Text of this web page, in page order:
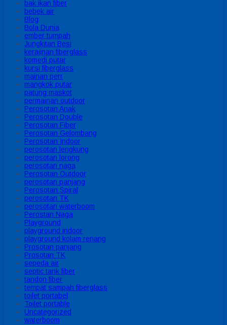
bak ikan fiber
bebek air
Blog
Bola Dunia
ember tumpah
Jungkitan Besi
kerajinan fiberglass
komedi putar
kursi fiberglass
mainan perr
mangkok putar
patung maskot
permainan outdoor
Perosotan Anak
Perosotan Double
Perosotan Fiber
Perosotan Gelombang
Perosotan Indoor
perosotan lengkung
perosotan lorong
perosotan naga
Perosotan Outdoor
perosotan panjang
Perosotan Spiral
perosotan TK
perosotan waterboom
Perostan Naga
Playground
playground indoor
playground kolam renang
Prosotan panjang
Prosotan TK
sepeda air
septic tank fiber
tandon fiber
tempat sampah fiberglass
toilet portabel
Toilet portable
Uncategorized
waterboom